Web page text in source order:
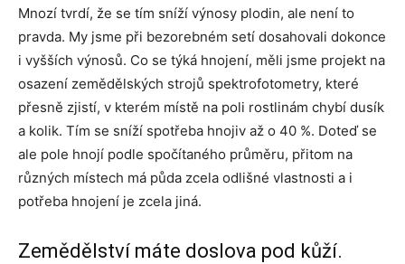
Mnozí tvrdí, že se tím sníží výnosy plodin, ale není to
pravda. My jsme při bezorebném setí dosahovali dokonce
i vyšších výnosů. Co se týká hnojení, měli jsme projekt na
osazení zemědělských strojů spektrofotometry, které
přesně zjistí, v kterém místě na poli rostlinám chybí dusík
a kolik. Tím se sníží spotřeba hnojiv až o 40 %. Doteď se
ale pole hnojí podle spočítaného průměru, přitom na
různých místech má půda zcela odlišné vlastnosti a i
potřeba hnojení je zcela jiná.
Zemědělství máte doslova pod kůží.